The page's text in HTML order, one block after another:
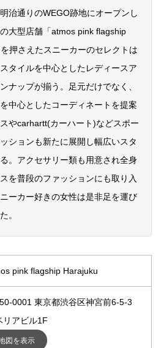
治通りのWEGO跡地にオープンし
大型店舗「atmos pink flagship
押さえたスニーカーのセレクトは
タイルを中心としたレディースア
ナップが揃う。足元だけでなく、
中心としたコーディネートを提案
やcarhartt(カーハート)などスポー
ションも新たに展開し幅広いスタ
。アクセサリー類も用意され全身
を普段のファッションにも取り入
ーカー好きの女性は是非足を運び
。
pink flagship Harajuku
0001 東京都渋谷区神宮前6-5-3
リアビル1F
図を表示